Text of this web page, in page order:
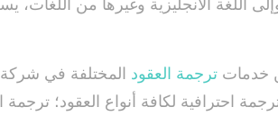
الانجليزية وغيرها من اللغات،
خدمات ترجمة العقود المختلفة في شركة
احترافية لكافة أنواع العقود؛ ترجمة